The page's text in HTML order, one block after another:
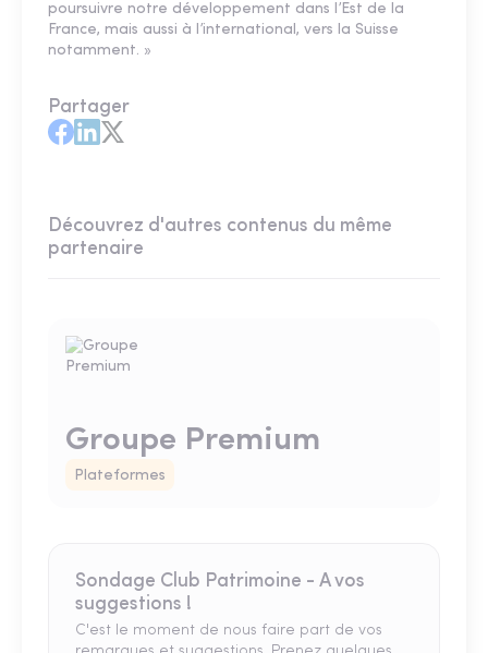
poursuivre notre développement dans l’Est de la
France, mais aussi à l’international, vers la Suisse
notamment. »
Partager
Découvrez d'autres contenus du même
partenaire
Groupe Premium
Plateformes
Sondage Club Patrimoine - A vos
suggestions !
C'est le moment de nous faire part de vos